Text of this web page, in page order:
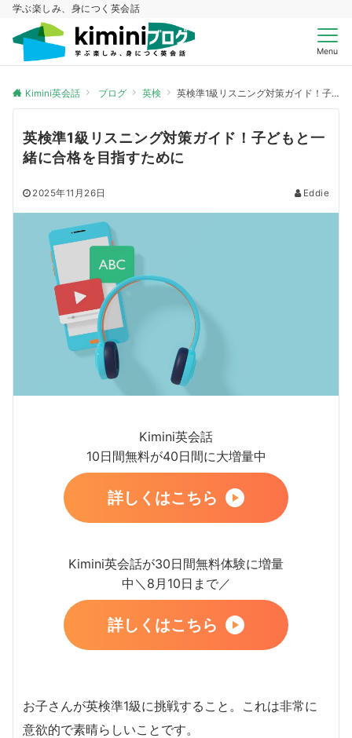
学ぶ楽しみ、身につく英会話
Menu
Kimini英会話 ブログ 英検 英検準1級リスニング対策ガイド！子どもと一緒に合格を目指すために
英検準1級リスニング対策ガイド！子どもと一
緒に合格を目指すために
2025年11月26日 Eddie
Kimini英会話
10日間無料が40日間に大増量中
詳しくはこちら
Kimini英会話が30日間無料体験に増量
中＼8月10日まで／
詳しくはこちら
お子さんが英検準1級に挑戦すること。これは非常に
意欲的で素晴らしいことです。